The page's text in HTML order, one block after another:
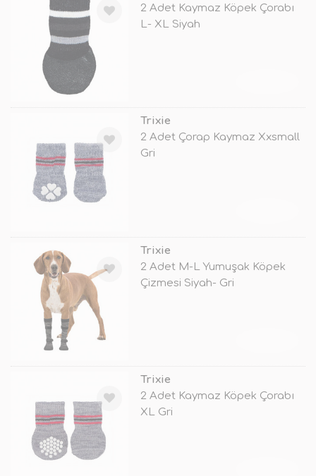
2 Adet Kaymaz Köpek Çorabı
L- XL Siyah
Trixie
2 Adet Çorap Kaymaz Xxsmall
Gri
Trixie
2 Adet M-L Yumuşak Köpek
Çizmesi Siyah- Gri
Trixie
2 Adet Kaymaz Köpek Çorabı
XL Gri